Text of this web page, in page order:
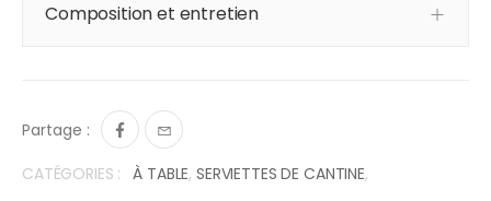
Composition et entretien
Partage :
CATÉGORIES : À TABLE, SERVIETTES DE CANTINE,